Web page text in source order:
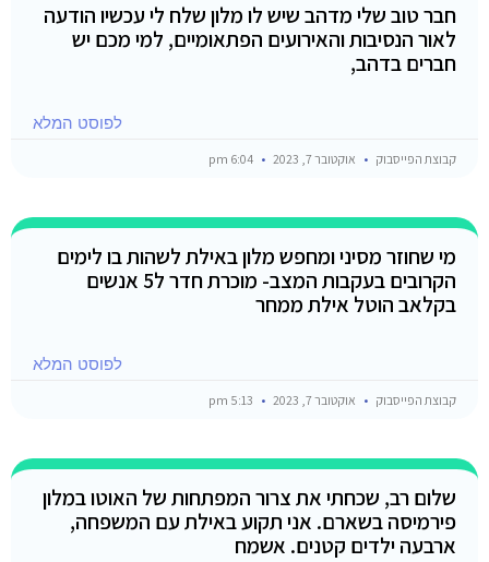
חבר טוב שלי מדהב שיש לו מלון שלח לי עכשיו הודעה
לאור הנסיבות והאירועים הפתאומיים, למי מכם יש
חברים בדהב,
לפוסט המלא
קבוצת הפייסבוק אוקטובר 7, 2023
מי שחוזר מסיני ומחפש מלון באילת לשהות בו לימים
הקרובים בעקבות המצב- מוכרת חדר ל5 אנשים
בקלאב הוטל אילת ממחר
לפוסט המלא
קבוצת הפייסבוק אוקטובר 7, 2023
שלום רב, שכחתי את צרור המפתחות של האוטו במלון
פירמיסה בשארם. אני תקוע באילת עם המשפחה,
ארבעה ילדים קטנים. אשמח